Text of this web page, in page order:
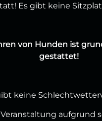
Es gibt keine
von Hunden ist
gestattet!
keine
aufgrund